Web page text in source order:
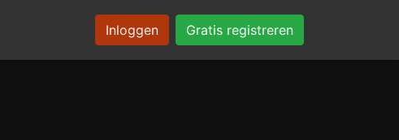
Inloggen Gratis registreren